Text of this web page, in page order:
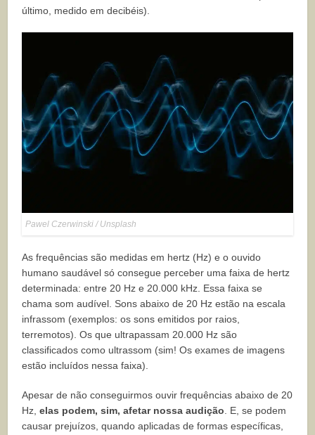
último, medido em decibéis).
Pawel Czerwinski / Unsplash
As frequências são medidas em hertz (Hz) e o ouvido
humano saudável só consegue perceber uma faixa de hertz
determinada: entre 20 Hz e 20.000 kHz. Essa faixa se
chama som audível. Sons abaixo de 20 Hz estão na escala
infrassom (exemplos: os sons emitidos por raios,
terremotos). Os que ultrapassam 20.000 Hz são
classificados como ultrassom (sim! Os exames de imagens
estão incluídos nessa faixa).
Apesar de não conseguirmos ouvir frequências abaixo de 20
Hz,elas podem, sim, afetar nossa audição. E, se podem
causar prejuízos, quando aplicadas de formas específicas,